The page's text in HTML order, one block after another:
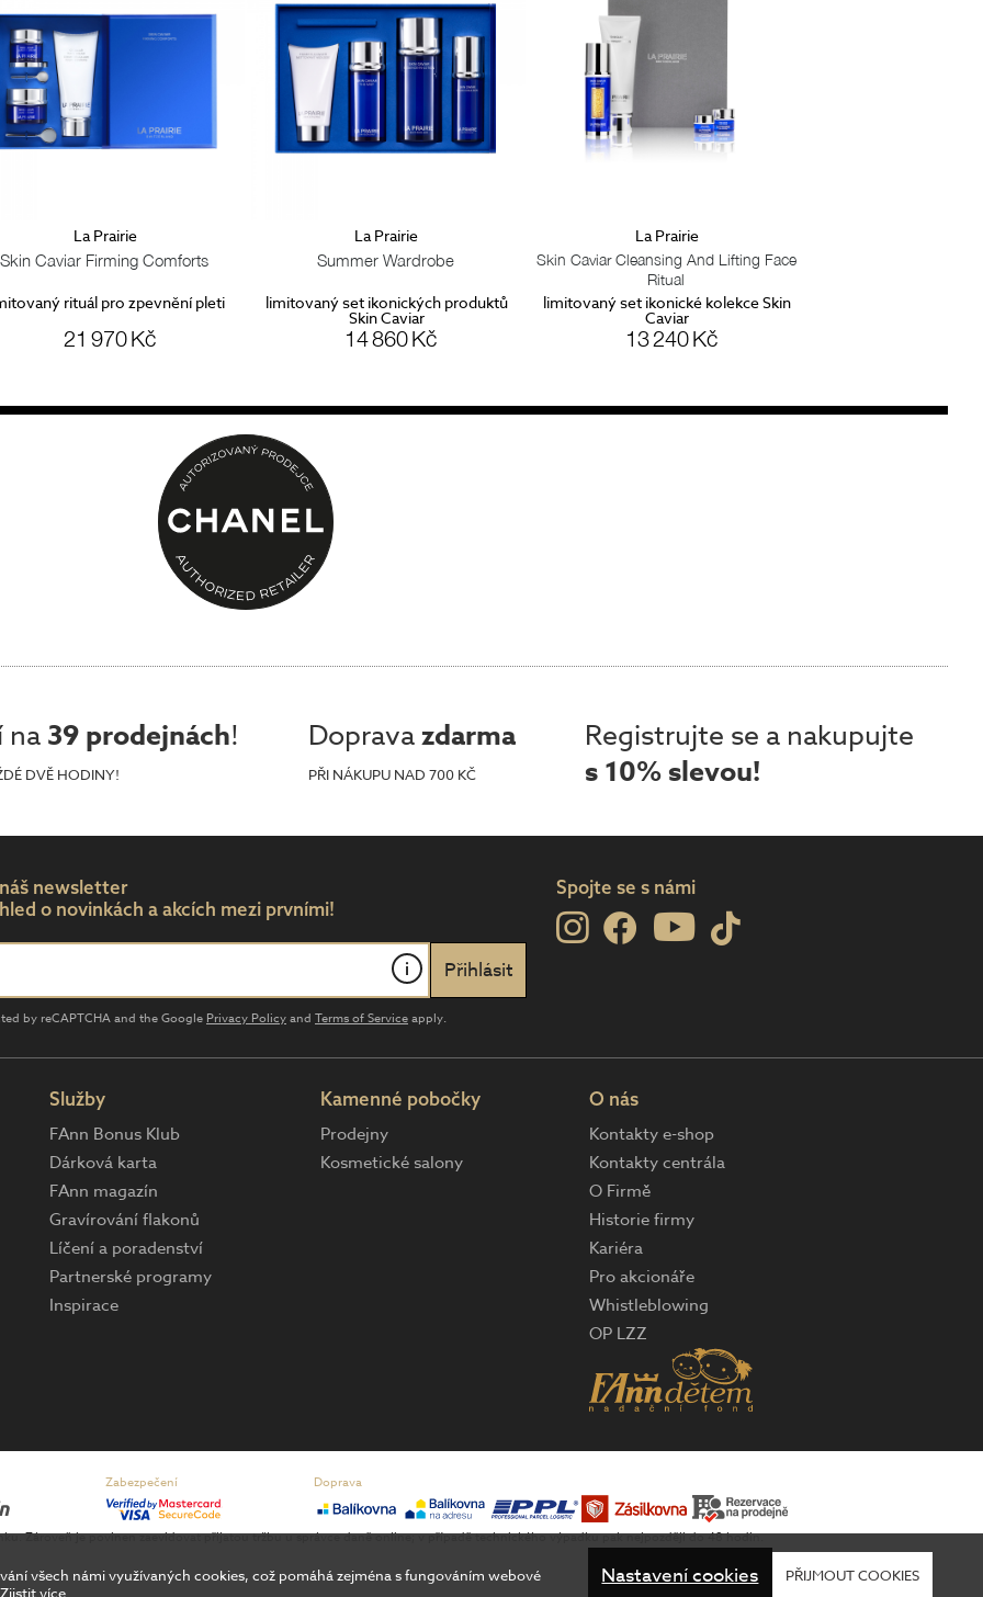
La Prairie
Skin Caviar Firming Comforts
rituál pro zpevnění pleti
21 970 Kč
La Prairie
Summer Wardrobe
limitovaný set ikonických produktů
Skin Caviar
14 860 Kč
La Prairie
Skin Caviar Cleansing And Lifting Face
Ritual
limitovaný set ikonické kolekce Skin
Caviar
13 240 Kč
na 39 prodejnách!
DVĚ HODINY!
Dopravazdarma
PŘI NÁKUPU NAD 700 KČ
Registrujte se a nakupujte
s 10% slevou!
všech námi využívaných cookies, což pomáhá zejména s fungováním webové
Zjistit více
Nastavení cookies PŘIJMOUT COOKIES
newsletter
o novinkách a akcích mezi prvními!
i
by reCAPTCHA and the Google Privacy Policyand Terms of Serviceapply.
Spojte se s námi
Služby
FAnn Bonus Klub
Dárková karta
FAnn magazín
Gravírování flakonů
Líčení a poradenství
Partnerské programy
Inspirace
Kamenné pobočky
Prodejny
Kosmetické salony
O nás
Kontakty e-shop
Kontakty centrála
O Firmě
Historie firmy
Kariéra
Pro akcionáře
Whistleblowing
OP LZZ
Zabezpečení Doprava
Zároveň je povinen zaevidovat přijatou tržbu u správce daně online; v případě technického výpadku pak nejpozději do 48 hodin.